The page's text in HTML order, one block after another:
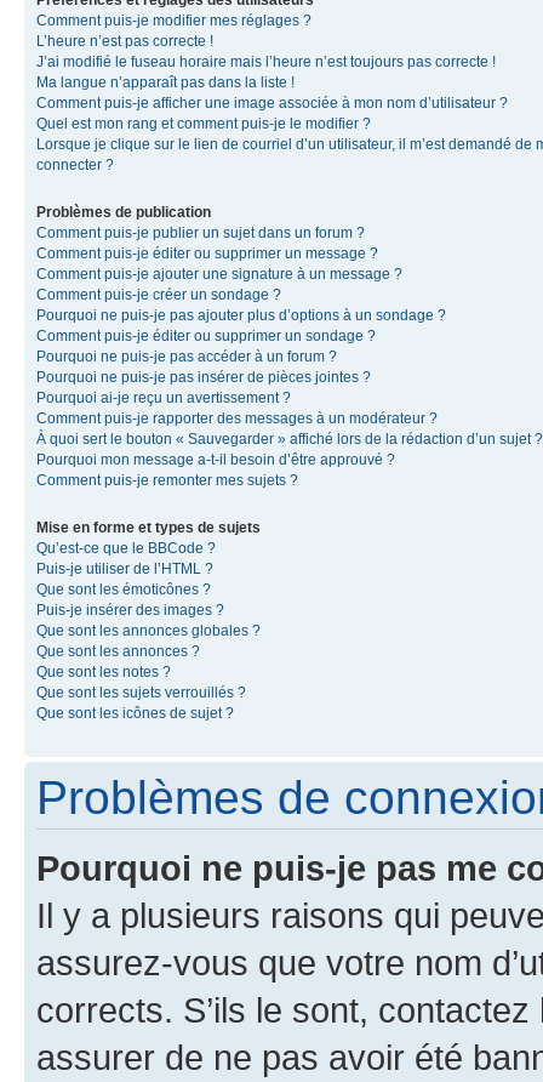
Comment puis-je modifier mes réglages ?
L’heure n’est pas correcte !
J’ai modifié le fuseau horaire mais l’heure n’est toujours pas correcte !
Ma langue n’apparaît pas dans la liste !
Comment puis-je afficher une image associée à mon nom d’utilisateur ?
Quel est mon rang et comment puis-je le modifier ?
Lorsque je clique sur le lien de courriel d’un utilisateur, il m’est demandé de
connecter ?
Problèmes de publication
Comment puis-je publier un sujet dans un forum ?
Comment puis-je éditer ou supprimer un message ?
Comment puis-je ajouter une signature à un message ?
Comment puis-je créer un sondage ?
Pourquoi ne puis-je pas ajouter plus d’options à un sondage ?
Comment puis-je éditer ou supprimer un sondage ?
Pourquoi ne puis-je pas accéder à un forum ?
Pourquoi ne puis-je pas insérer de pièces jointes ?
Pourquoi ai-je reçu un avertissement ?
Comment puis-je rapporter des messages à un modérateur ?
À quoi sert le bouton « Sauvegarder » affiché lors de la rédaction d’un sujet ?
Pourquoi mon message a-t-il besoin d’être approuvé ?
Comment puis-je remonter mes sujets ?
Mise en forme et types de sujets
Qu’est-ce que le BBCode ?
Puis-je utiliser de l’HTML ?
Que sont les émoticônes ?
Puis-je insérer des images ?
Que sont les annonces globales ?
Que sont les annonces ?
Que sont les notes ?
Que sont les sujets verrouillés ?
Que sont les icônes de sujet ?
Problèmes de
Pourquoi ne puis-je pas me
Il y a plusieurs raisons qui
assurez-vous que votre nom
corrects. S’ils le sont,
assurer de ne pas avoir été